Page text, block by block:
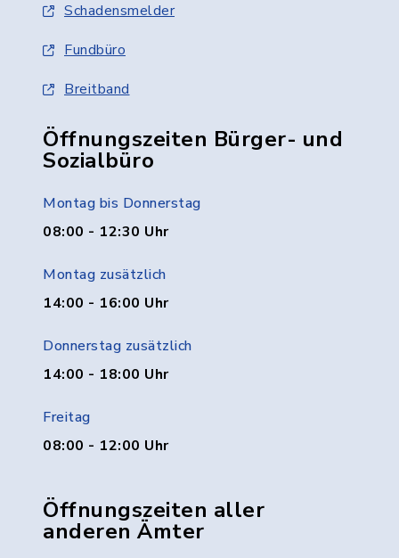
Schadensmelder
Fundbüro
Breitband
Öffnungszeiten Bürger- und
Sozialbüro
Montag bis Donnerstag
08:00 - 12:30 Uhr
Montag zusätzlich
14:00 - 16:00 Uhr
Donnerstag zusätzlich
14:00 - 18:00 Uhr
Freitag
08:00 - 12:00 Uhr
Öffnungszeiten aller
anderen Ämter